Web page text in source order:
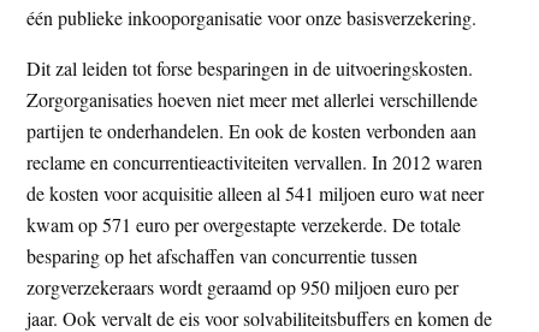
één publieke inkooporganisatie voor onze basisverzekering.
Dit zal leiden tot forse besparingen in de uitvoeringskosten.
Zorgorganisaties hoeven niet meer met allerlei verschillende
partijen te onderhandelen. En ook de kosten verbonden aan
reclame en concurrentieactiviteiten vervallen. In 2012 waren
de kosten voor acquisitie alleen al 541 miljoen euro wat neer
kwam op 571 euro per overgestapte verzekerde. De totale
besparing op het afschaffen van concurrentie tussen
zorgverzekeraars wordt geraamd op 950 miljoen euro per
jaar. Ook vervalt de eis voor solvabiliteitsbuffers en komen de